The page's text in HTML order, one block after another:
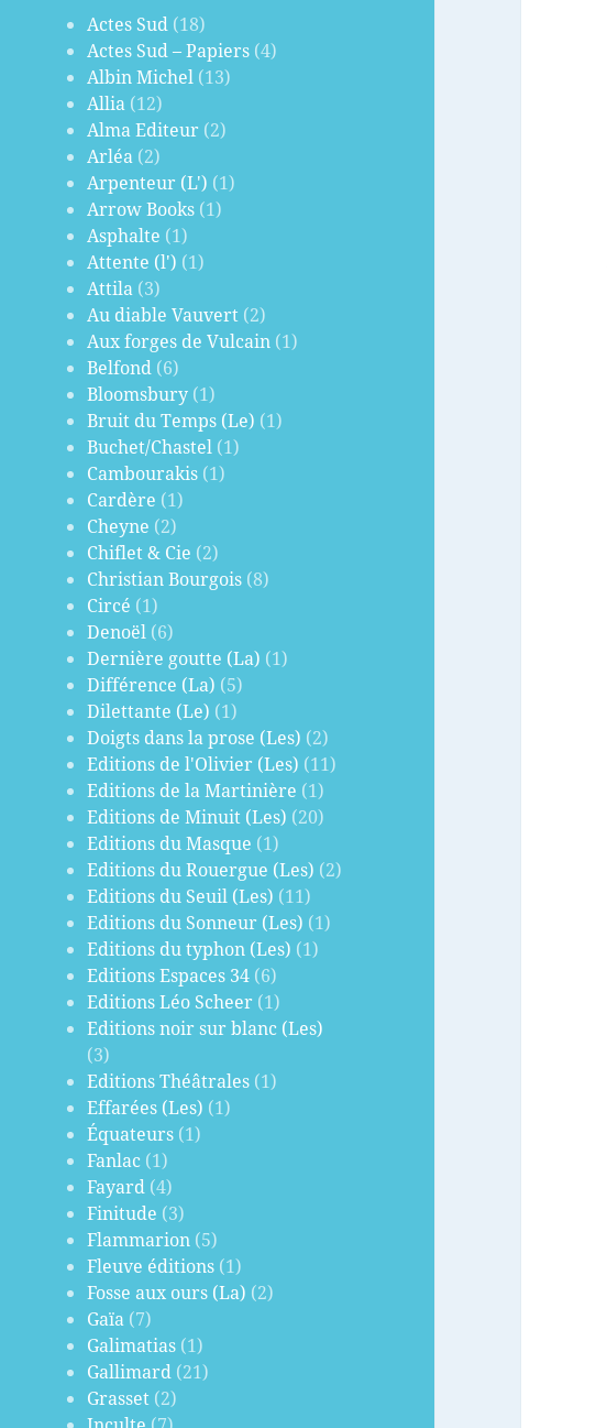
Actes Sud (18)
Actes Sud – Papiers (4)
Albin Michel (13)
Allia (12)
Alma Editeur (2)
Arléa (2)
Arpenteur (L') (1)
Arrow Books (1)
Asphalte (1)
Attente (l') (1)
Attila (3)
Au diable Vauvert (2)
Aux forges de Vulcain (1)
Belfond (6)
Bloomsbury (1)
Bruit du Temps (Le) (1)
Buchet/Chastel (1)
Cambourakis (1)
Cardère (1)
Cheyne (2)
Chiflet & Cie (2)
Christian Bourgois (8)
Circé (1)
Denoël (6)
Dernière goutte (La) (1)
Différence (La) (5)
Dilettante (Le) (1)
Doigts dans la prose (Les) (2)
Editions de l'Olivier (Les) (11)
Editions de la Martinière (1)
Editions de Minuit (Les) (20)
Editions du Masque (1)
Editions du Rouergue (Les) (2)
Editions du Seuil (Les) (11)
Editions du Sonneur (Les) (1)
Editions du typhon (Les) (1)
Editions Espaces 34 (6)
Editions Léo Scheer (1)
Editions noir sur blanc (Les)
(3)
Editions Théâtrales (1)
Effarées (Les) (1)
Équateurs (1)
Fanlac (1)
Fayard (4)
Finitude (3)
Flammarion (5)
Fleuve éditions (1)
Fosse aux ours (La) (2)
Gaïa (7)
Galimatias (1)
Gallimard (21)
Grasset (2)